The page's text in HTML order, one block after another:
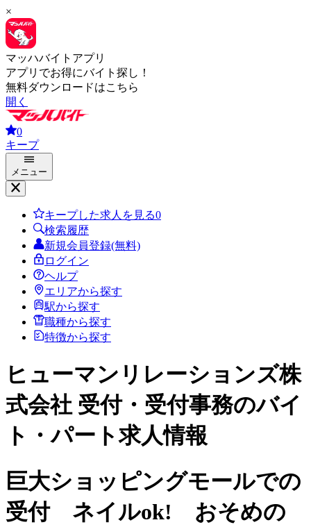
×
マッハバイトアプリ
アプリでお得にバイト探し！
無料ダウンロードはこちら
開く
0
キープ
メニュー
キープした求人を見る0
検索履歴
新規会員登録(無料)
ログイン
ヘルプ
エリアから探す
駅から探す
職種から探す
特徴から探す
ヒューマンリレーションズ株
式会社 受付・受付事務のバイ
ト・パート求人情報
巨大ショッピングモールでの
受付 ネイルok! おそめの